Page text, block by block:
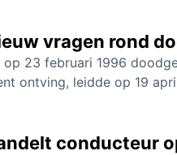
vragen rond
23 februari 1996
ontving, leidde op 19
conducteur